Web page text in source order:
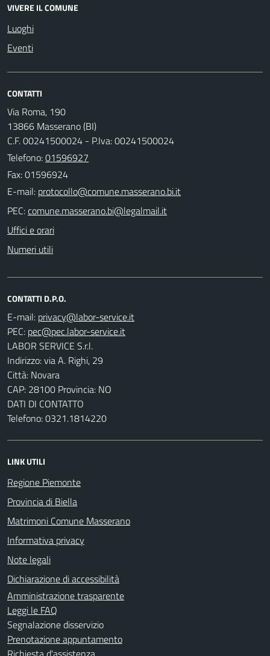
VIVERE IL COMUNE
Luoghi
Eventi
CONTATTI
Via Roma, 190
13866 Masserano (BI)
C.F. 00241500024 - P.Iva: 00241500024
Telefono:01596927
Fax: 01596924
E-mail:
PEC:
Uffici e orari
Numeri utili
CONTATTI D.P.O.
E-mail:
PEC:
LABOR SERVICE S.r.l.
Indirizzo: via A. Righi, 29
Città: Novara
CAP: 28100 Provincia: NO
DATI DI CONTATTO
Telefono: 0321.1814220
LINK UTILI
Regione Piemonte
Provincia di Biella
Matrimoni Comune Masserano
Informativa privacy
Note legali
Dichiarazione di accessibilità
Amministrazione trasparente
Leggi le FAQ
Segnalazione disservizio
Prenotazione appuntamento